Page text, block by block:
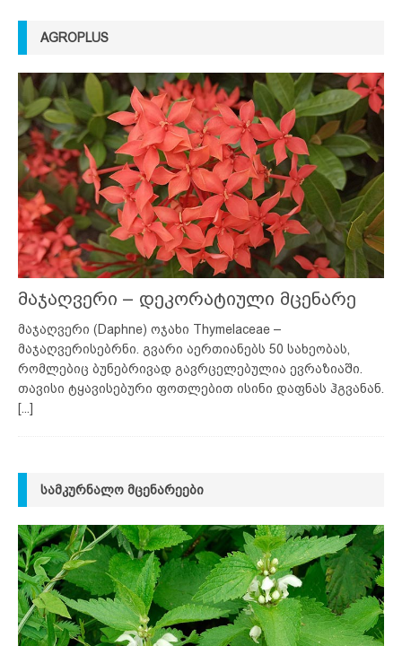
AGROPLUS
მაჯაღვერი – დეკორატიული მცენარე
მაჯაღვერი (Daphne) ოჯახი Thymelaceae –
მაჯაღვერისებრნი. გვარი აერთიანებს 50 სახეობას,
რომლებიც ბუნებრივად გავრცელებულია ევრაზიაში.
თავისი ტყავისებური ფოთლებით ისინი დაფნას ჰგვანან.
[...]
ᲡᲐᲛᲙᲣᲠᲜᲐᲚᲝ ᲛᲪᲔᲜᲐᲠᲔᲔᲑᲘ